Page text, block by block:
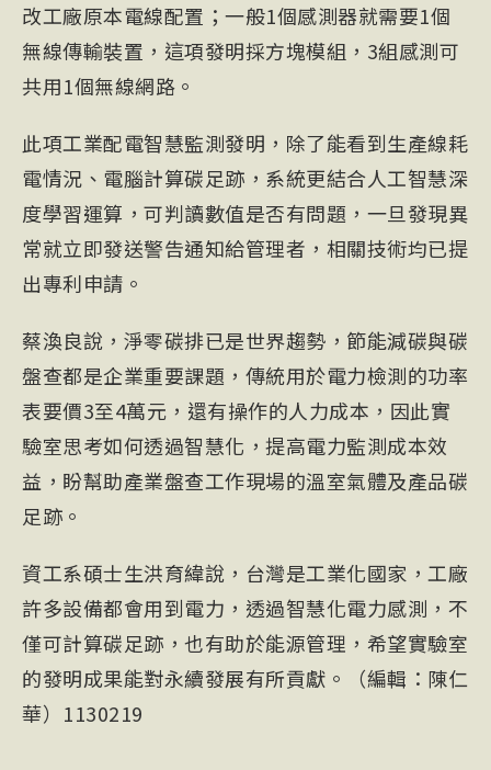
改工廠原本電線配置；一般1個感測器就需要1個
無線傳輸裝置，這項發明採方塊模組，3組感測可
共用1個無線網路。
此項工業配電智慧監測發明，除了能看到生產線耗
電情況、電腦計算碳足跡，系統更結合人工智慧深
度學習運算，可判讀數值是否有問題，一旦發現異
常就立即發送警告通知給管理者，相關技術均已提
出專利申請。
蔡渙良說，淨零碳排已是世界趨勢，節能減碳與碳
盤查都是企業重要課題，傳統用於電力檢測的功率
表要價3至4萬元，還有操作的人力成本，因此實
驗室思考如何透過智慧化，提高電力監測成本效
益，盼幫助產業盤查工作現場的溫室氣體及產品碳
足跡。
資工系碩士生洪育緯說，台灣是工業化國家，工廠
許多設備都會用到電力，透過智慧化電力感測，不
僅可計算碳足跡，也有助於能源管理，希望實驗室
的發明成果能對永續發展有所貢獻。（編輯：陳仁
華）1130219